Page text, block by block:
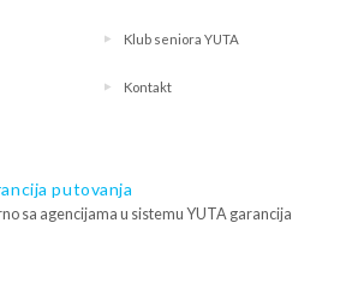
Klub seniora YUTA
Kontakt
putovanja
sa agencijama u sistemu YUTA garancija